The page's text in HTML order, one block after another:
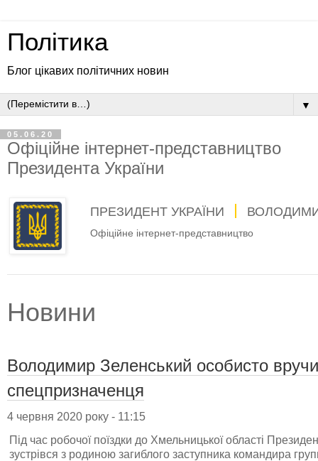
Політика
Блог цікавих політичних новин
▼
05.06.20
Офіційне інтернет-представництво
Президента України
ПРЕЗИДЕНТ УКРАЇНИ
Офіційне інтернет-представництво
Новини
Володимир Зеленський особисто
спецпризначенця
4 червня 2020 року - 11:15
Під час робочої поїздки до Хмельницької області
зустрівся з родиною загиблого заступника командира